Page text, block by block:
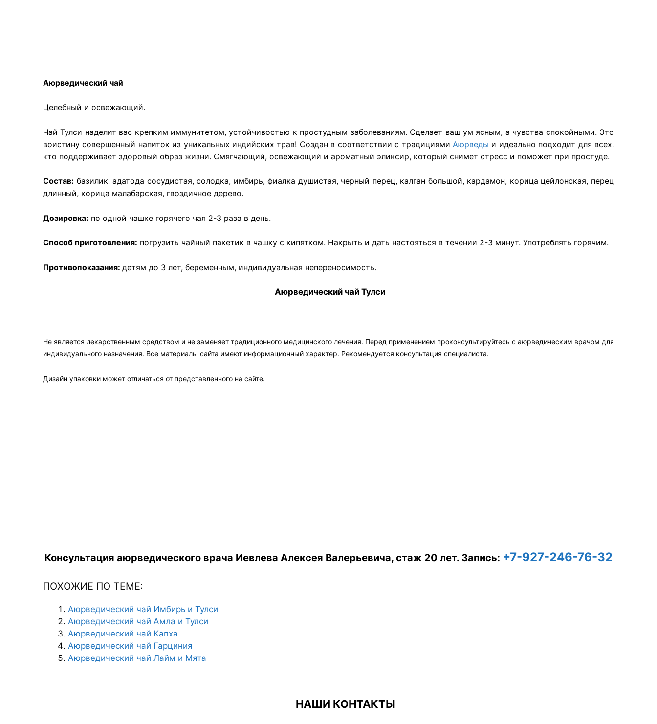
Аюрведический чай
Целебный и освежающий.
Чай Тулси наделит вас крепким иммунитетом, устойчивостью к простудным заболеваниям. Сделает ваш ум ясным, а чувства спокойными. Это
воистину совершенный напиток из уникальных индийских трав! Создан в соответствии с традициями Аюрведы и идеально подходит для всех,
кто поддерживает здоровый образ жизни. Смягчающий, освежающий и ароматный эликсир, который снимет стресс и поможет при простуде.
Состав: базилик, адатода сосудистая, солодка, имбирь, фиалка душистая, черный перец, калган большой, кардамон, корица цейлонская, перец
длинный, корица малабарская, гвоздичное дерево.
Дозировка: по одной чашке горячего чая 2-3 раза в день.
Способ приготовления: погрузить чайный пакетик в чашку с кипятком. Накрыть и дать настояться в течении 2-3 минут. Употреблять горячим.
Противопоказания: детям до 3 лет, беременным, индивидуальная непереносимость.
Аюрведический чай Тулси
Не является лекарственным средством и не заменяет традиционного медицинского лечения. Перед применением проконсультируйтесь с аюрведическим врачом для
индивидуального назначения. Все материалы сайта имеют информационный характер. Рекомендуется консультация специалиста.
Дизайн упаковки может отличаться от представленного на сайте.
Консультация аюрведического врача Иевлева Алексея Валерьевича, стаж 20 лет. Запись: +7-927-246-76-32
ПОХОЖИЕ ПО ТЕМЕ:
Аюрведический чай Имбирь и Тулси
Аюрведический чай Амла и Тулси
Аюрведический чай Капха
Аюрведический чай Гарциния
Аюрведический чай Лайм и Мята
НАШИ КОНТАКТЫ